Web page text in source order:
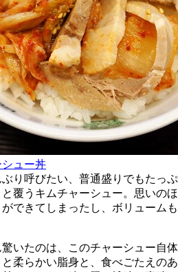
ュー丼
り呼びたい、普通盛りでもたっぷ
覆うキムチャーシュー。思いのほ
できてしまったし、ボリュームも
いたのは、このチャーシュー自体
柔らかい脂身と、食べごたえのあ